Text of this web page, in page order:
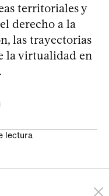
territoriales y
derecho a la
las trayectorias
la virtualidad en
lectura